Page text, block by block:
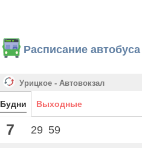
Расписание
Урицкое - Автовокзал
Будни Выходные
7 29 59